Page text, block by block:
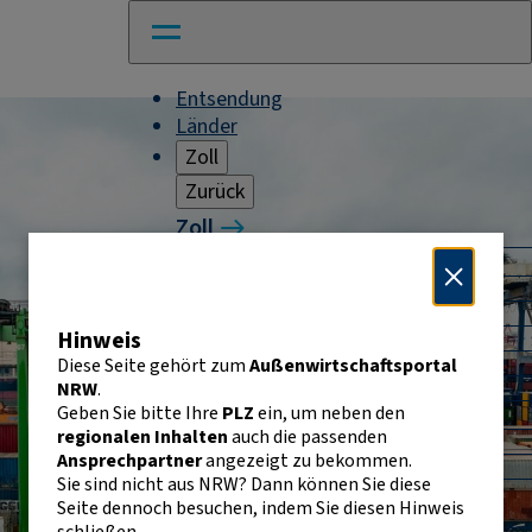
Entsendung
Länder
Zoll
Zurück
Zoll
Warenverkehr mit Drittländern
Warenursprung und Präferenzen
Warenverkehr innerhalb der EU
Allgemeines
Intrahandelsstatistik
Umsatzsteuer-
Identifikationsnummer
Hinweis
Diese Seite gehört zumAußenwirtschaftsportal
NRW.
Geben Sie bitte Ihre PLZein, um neben den
regionalen Inhaltenauch die passenden
Ansprechpartnerangezeigt zu bekommen.
Sie sind nicht aus NRW? Dann können Sie diese
Seite dennoch besuchen, indem Sie diesen Hinweis